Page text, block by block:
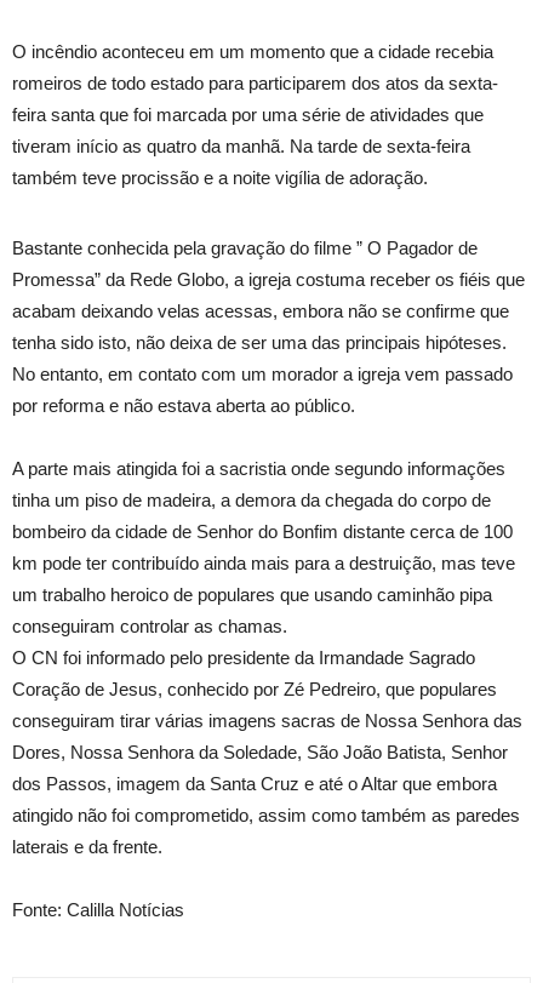
O incêndio aconteceu em um momento que a cidade recebia
romeiros de todo estado para participarem dos atos da sexta-
feira santa que foi marcada por uma série de atividades que
tiveram início as quatro da manhã. Na tarde de sexta-feira
também teve procissão e a noite vigília de adoração.
Bastante conhecida pela gravação do filme ” O Pagador de
Promessa” da Rede Globo, a igreja costuma receber os fiéis que
acabam deixando velas acessas, embora não se confirme que
tenha sido isto, não deixa de ser uma das principais hipóteses.
No entanto, em contato com um morador a igreja vem passado
por reforma e não estava aberta ao público.
A parte mais atingida foi a sacristia onde segundo informações
tinha um piso de madeira, a demora da chegada do corpo de
bombeiro da cidade de Senhor do Bonfim distante cerca de 100
km pode ter contribuído ainda mais para a destruição, mas teve
um trabalho heroico de populares que usando caminhão pipa
conseguiram controlar as chamas.
O CN foi informado pelo presidente da Irmandade Sagrado
Coração de Jesus, conhecido por Zé Pedreiro, que populares
conseguiram tirar várias imagens sacras de Nossa Senhora das
Dores, Nossa Senhora da Soledade, São João Batista, Senhor
dos Passos, imagem da Santa Cruz e até o Altar que embora
atingido não foi comprometido, assim como também as paredes
laterais e da frente.
Fonte: Calilla Notícias